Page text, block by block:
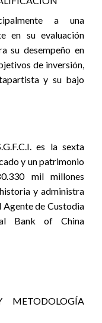
a una
en su evaluación
su desempeño en
de inversión,
y su bajo
es la sexta
y un patrimonio
mil millones
y administra
Agente de Custodia
Bank of China
METODOLOGÍA